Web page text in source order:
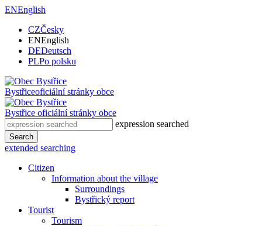
ENEnglish
CZČesky
ENEnglish
DEDeutsch
PLPo polsku
Bystřiceoficiální stránky obce
Bystřice oficiální stránky obce
expression searched
Search
extended searching
Citizen
Information about the village
Surroundings
Bystřický report
Tourist
Tourism